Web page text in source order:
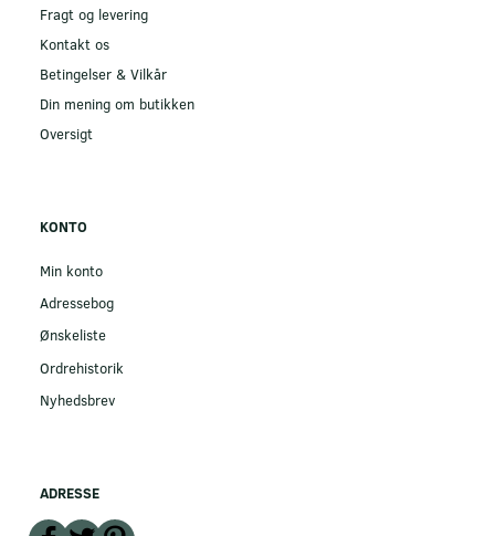
Fragt og levering
Kontakt os
Betingelser & Vilkår
Din mening om butikken
Oversigt
KONTO
Min konto
Adressebog
Ønskeliste
Ordrehistorik
Nyhedsbrev
ADRESSE